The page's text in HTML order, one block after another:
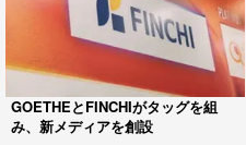
GOETHEとFINCHIがタッグを組
み、新メディアを創設